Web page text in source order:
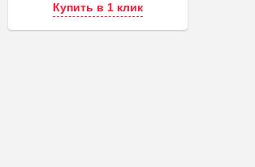
Купить в 1 клик